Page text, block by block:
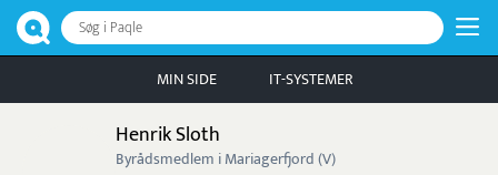
Søg i Paqle
MIN SIDE IT-SYSTEMER
Henrik Sloth
Byrådsmedlem i Mariagerfjord (V)